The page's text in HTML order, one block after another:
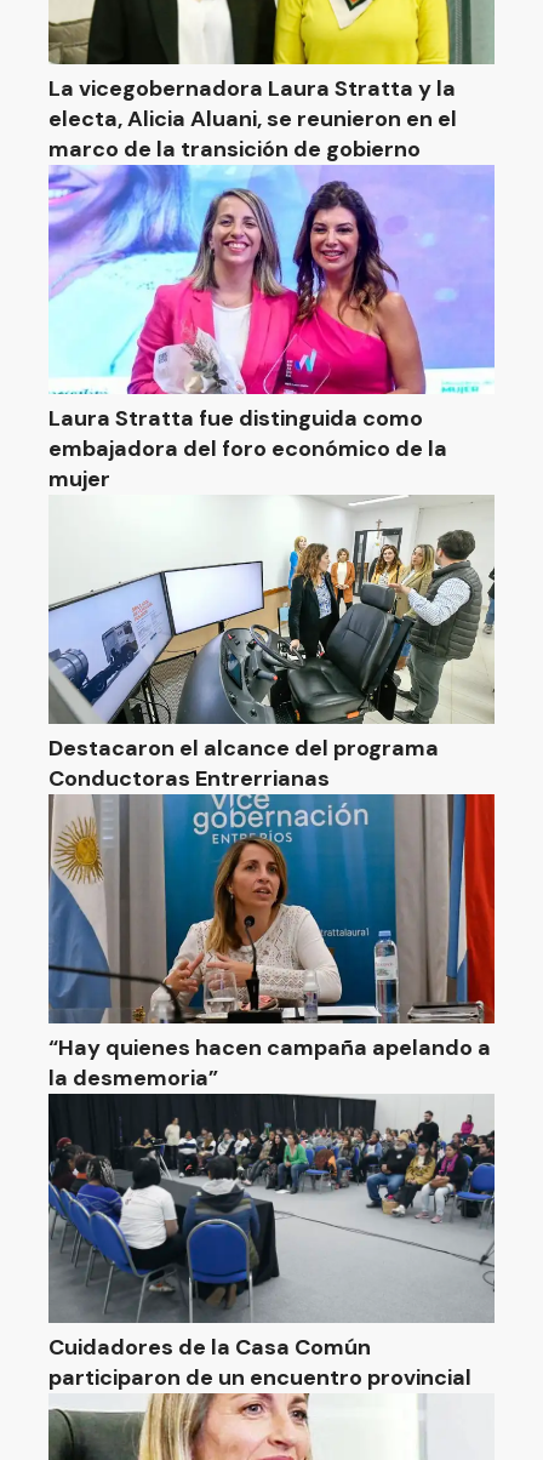
La vicegobernadora Laura Stratta y la
electa, Alicia Aluani, se reunieron en el
marco de la transición de gobierno
Laura Stratta fue distinguida como
embajadora del foro económico de la
mujer
Destacaron el alcance del programa
Conductoras Entrerrianas
“Hay quienes hacen campaña apelando a
la desmemoria”
Cuidadores de la Casa Común
participaron de un encuentro provincial